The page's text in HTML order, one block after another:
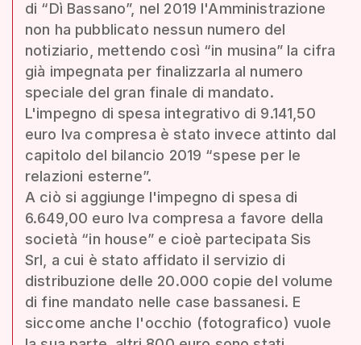
di “Dì Bassano”, nel 2019 l'Amministrazione
non ha pubblicato nessun numero del
notiziario, mettendo così “in musina” la cifra
già impegnata per finalizzarla al numero
speciale del gran finale di mandato.
L'impegno di spesa integrativo di 9.141,50
euro Iva compresa è stato invece attinto dal
capitolo del bilancio 2019 “spese per le
relazioni esterne”.
A ciò si aggiunge l'impegno di spesa di
6.649,00 euro Iva compresa a favore della
società “in house” e cioè partecipata Sis
Srl, a cui è stato affidato il servizio di
distribuzione delle 20.000 copie del volume
di fine mandato nelle case bassanesi. E
siccome anche l'occhio (fotografico) vuole